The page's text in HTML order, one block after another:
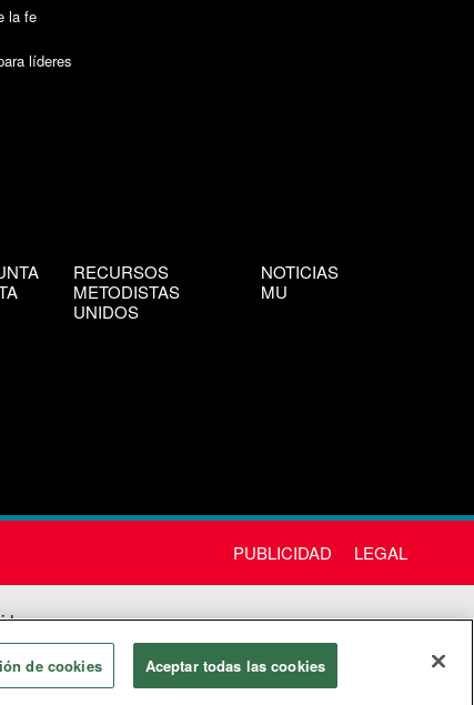
la fe
líderes
RECURSOS
METODISTAS
UNIDOS
NOTICIAS
MU
PUBLICIDAD LEGAL
de cookies Aceptar todas las cookies